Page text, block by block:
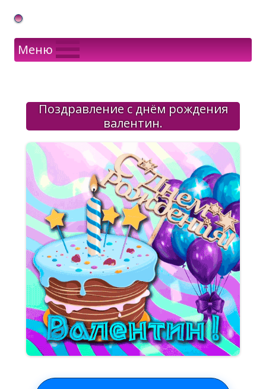
Gif Открытки в подарок
Меню
Поздравление с днём рождения
валентин.